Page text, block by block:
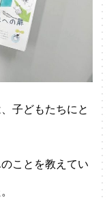
子どもたちにと
ことを教えてい